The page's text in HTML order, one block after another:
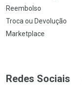
Reembolso
Troca ou Devolução
Marketplace
Redes Sociais